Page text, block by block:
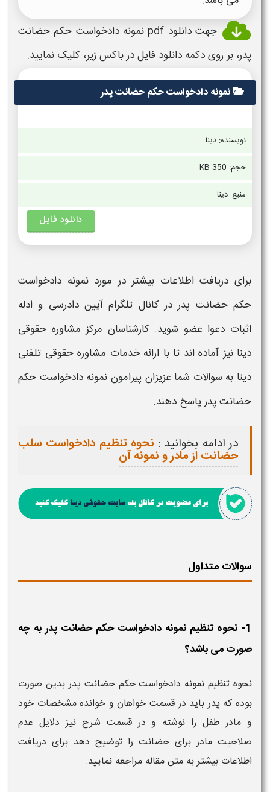
جهت
دانلود pdf نمونه دادخواست حکم حضانت
پدر، بر روی دکمه دانلود فایل در باکس زیر، کلیک نمایید.
نمونه دادخواست حکم حضانت پدر
نویسنده: دینا
حجم: 350 KB
منبع: دینا
دانلود فایل
برای دریافت اطلاعات بیشتر در موردنمونه دادخواست
حکم حضانت پدردر کانال تلگرام آیین دادرسی و ادله
اثبات دعوا عضو شوید. کارشناسان مرکز مشاوره حقوقی
دینا نیز آماده اند تا با ارائه خدمات مشاوره حقوقی تلفنی
دینا به سوالات شما عزیزان پیرامون نمونه دادخواست حکم
حضانت پدرپاسخ دهند.
در ادامه بخوانید : نحوه تنظیم دادخواست سلب
حضانت از مادر و نمونه آن
سوالات متداول
1- نحوه تنظیم نمونه دادخواست حکم حضانت پدر به چه
صورت می باشد؟
نحوه تنظیم نمونه دادخواست حکم حضانت پدر بدین صورت
بوده که پدر باید در قسمت خواهان و خوانده مشخصات خود
و مادر طفل را نوشته و در قسمت شرح نیز دلایل عدم
صلاحیت مادر برای حضانت را توضیح دهد برای دریافت
اطلاعات بیشتر به متن مقاله مراجعه نمایید.